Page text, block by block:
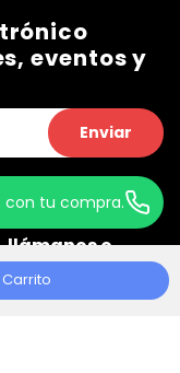
con tu compra.
eventos y
Enviar
llámanos o
+
+